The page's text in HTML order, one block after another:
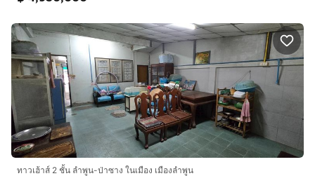
ทาวเฮ้าส์ 2 ชั้น ลำพูน-ป่าซาง ในเมือง เมืองลำพูน